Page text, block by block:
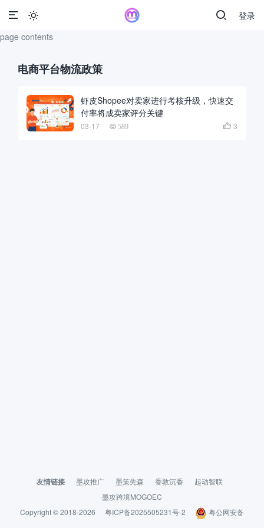
page contents
登录

电商平台物流政策
虾皮Shopee对卖家进行考核升级，快速交
付率将成卖家评分关键
03-17 589  3
友情链接 墨攻推广 墨策先森 香敦沉香
起动智联
墨攻跨境MOGOEC
Copyright © 2018-2026
粤ICP备2025505231号-2 粤公网安备